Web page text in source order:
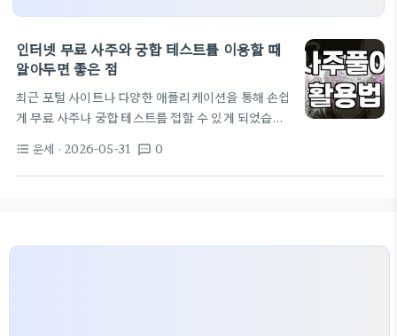
인터넷 무료 사주와 궁합 테스트를 이용할 때
알아두면 좋은 점
최근 포털 사이트나 다양한 애플리케이션을 통해 손쉽
게 무료 사주나 궁합 테스트를 접할 수 있게 되었습니
들이지 않아도 생년월일시만 입력하면 즉각적인 결과
물을 볼 수 있다는 점은 분명 큰 매력입니다. 다만 이
format_list_bulleted 운세 · 2026-05-31 textsms 0